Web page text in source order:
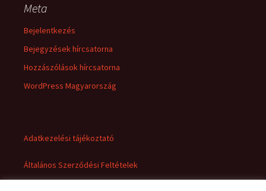
Meta
Bejelentkezés
Bejegyzések hírcsatorna
Hozzászólások hírcsatorna
WordPress Magyarország
Adatkezelési tájékoztató
Általános Szerződési Feltételek